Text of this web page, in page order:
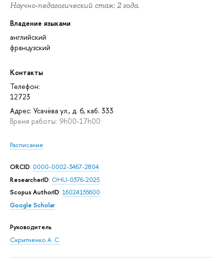
Научно-педагогический стаж: 2 года.
Владение языками
английский
французский
Контакты
Телефон:
12723
Адрес: Усачёва ул., д. 6, каб. 333
Время работы: 9h00-17h00
Расписание
ORCID: 0000-0002-3467-2804
ResearcherID: OHU-0376-2025
Scopus AuthorID: 16024155600
Google Scholar
Руководитель
Скрипченко А. С.